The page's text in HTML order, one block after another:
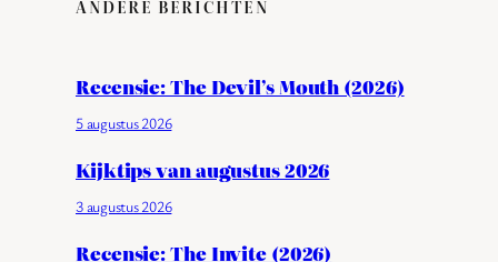
ANDERE BERICHTEN
Recensie: The Devil’s Mouth (2026)
5 augustus 2026
Kijktips van augustus 2026
3 augustus 2026
Recensie: The Invite (2026)